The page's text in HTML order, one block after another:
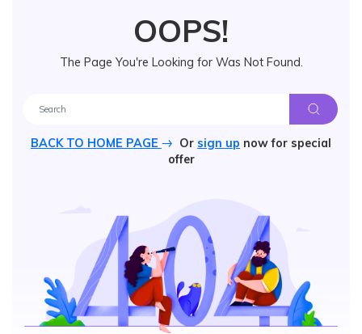
Solutions
FamiSafe
Keep Schools & Parents Connected
Try It Free
Geonection
Content Safety
Location Service
Location Tracker
Screen Time
Activity Monitor
Parenting Knowledge
Read More>
search
OOPS!
The Page You're Looking for Was Not Found.
BACK TO HOME PAGE Or sign up now for special
offer